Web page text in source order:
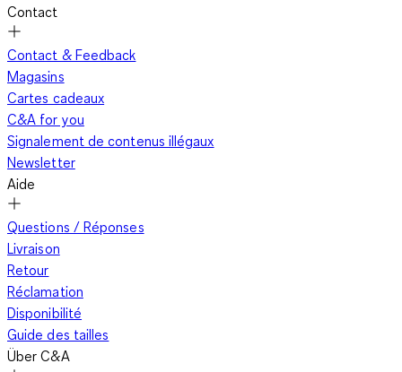
Contact
Contact & Feedback
Magasins
Cartes cadeaux
C&A for you
Signalement de contenus illégaux
Newsletter
Aide
Questions / Réponses
Livraison
Retour
Réclamation
Disponibilité
Guide des tailles
Über C&A